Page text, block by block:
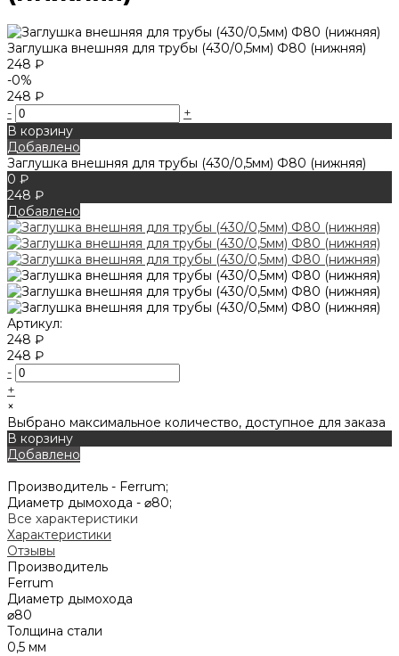
Заглушка внешняя для трубы (430/0,5мм) Ф80 (нижняя)
248 ₽
-0%
248 ₽
-
+
В корзину
Добавлено
Заглушка внешняя для трубы (430/0,5мм) Ф80 (нижняя)
0 ₽
248 ₽
Добавлено
Артикул:
248 ₽
248 ₽
-
+
×
Выбрано максимальное количество, доступное для заказа
В корзину
Добавлено
Производитель - Ferrum;
Диаметр дымохода - ⌀80;
Все характеристики
Характеристики
Отзывы
Производитель
Ferrum
Диаметр дымохода
⌀80
Толщина стали
0,5 мм